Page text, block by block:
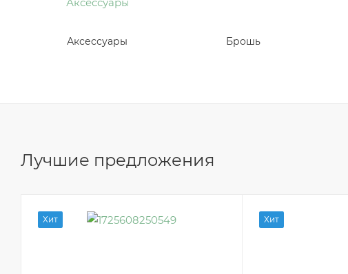
Аксессуары Брошь
Лучшие предложения
Хит Хит